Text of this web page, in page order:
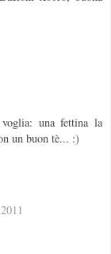
una fettina la
un buon tè... :)